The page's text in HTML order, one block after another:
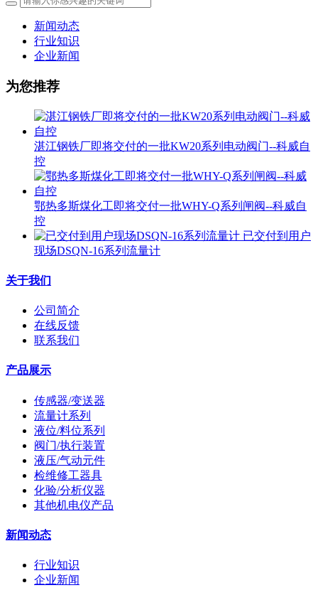
新闻动态
行业知识
企业新闻
为您推荐
湛江钢铁厂即将交付的一批KW20系列电动阀门--科威自
控
鄂热多斯煤化工即将交付一批WHY-Q系列闸阀--科威自
控
已交付到用户
现场DSQN-16系列流量计
关于我们
公司简介
在线反馈
联系我们
产品展示
传感器/变送器
流量计系列
液位/料位系列
阀门/执行装置
液压/气动元件
检维修工器具
化验/分析仪器
其他机电仪产品
新闻动态
行业知识
企业新闻